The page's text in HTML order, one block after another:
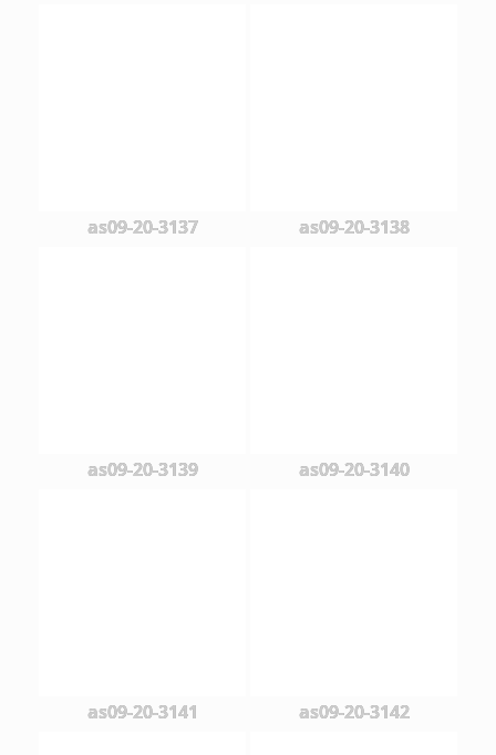
as09-20-3137 as09-20-3138
as09-20-3139 as09-20-3140
as09-20-3141 as09-20-3142